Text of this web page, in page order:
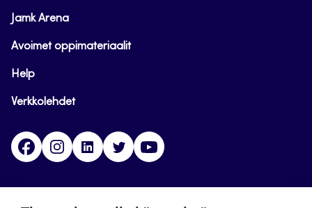
Jamk Arena
Avoimet oppimateriaalit
Help
Verkkolehdet
FacebookInstagramLinkedinTwitter